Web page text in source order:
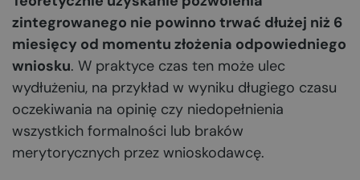
zintegrowanego nie powinno trwać dłużej niż 6
miesięcy od momentu złożenia odpowiedniego
wniosku. W praktyce czas ten może ulec
wydłużeniu, na przykład w wyniku długiego czasu
oczekiwania na opinię czy niedopełnienia
wszystkich formalności lub braków
merytorycznych przez wnioskodawcę.